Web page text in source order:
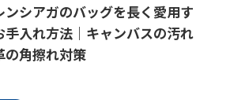
ンシアガのバッグを長く愛用す
手入れ方法｜キャンバスの汚れ
の角擦れ対策